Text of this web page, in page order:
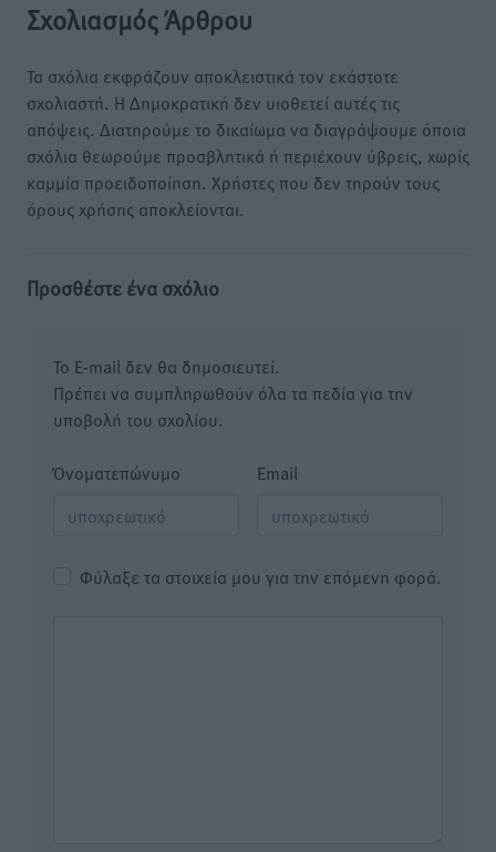
Σχολιασμός Άρθρου
Τα σχόλια εκφράζουν αποκλειστικά τον εκάστοτε
σχολιαστή. Η Δημοκρατική δεν υιοθετεί αυτές τις
απόψεις. Διατηρούμε το δικαίωμα να διαγράψουμε όποια
σχόλια θεωρούμε προσβλητικά ή περιέχουν ύβρεις, χωρίς
καμμία προειδοποίηση. Χρήστες που δεν τηρούν τους
όρους χρήσης αποκλείονται.
Προσθέστε ένα σχόλιο
Το E-mail δεν θα δημοσιευτεί.
Πρέπει να συμπληρωθούν όλα τα πεδία για την
υποβολή του σχολίου.
Όνοματεπώνυμο Email
Φύλαξε τα στοιχεία μου για την επόμενη φορά.